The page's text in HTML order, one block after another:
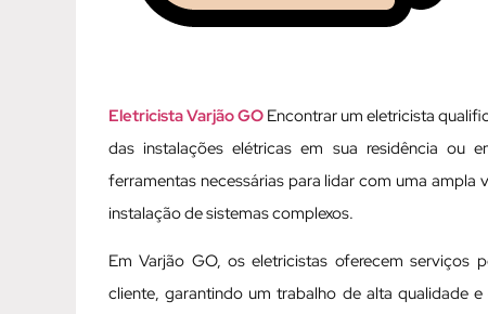
Eletricista Varjão GO Encontrar um eletricista
das instalações elétricas em sua residência ou
ferramentas necessárias para lidar com uma ampla
instalação de sistemas complexos.
Em Varjão GO, os eletricistas oferecem serviços
cliente, garantindo um trabalho de alta qualidade